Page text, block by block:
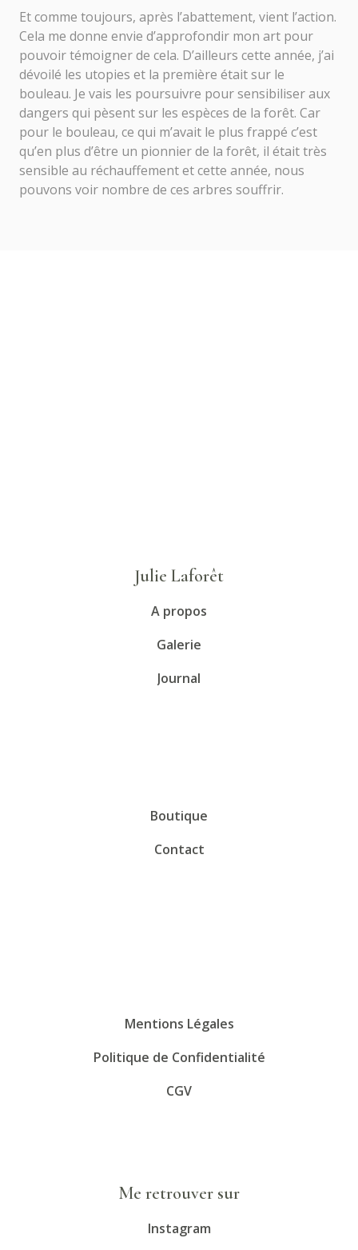
Et comme toujours, après l’abattement, vient l’action.
Cela me donne envie d’approfondir mon art pour
pouvoir témoigner de cela. D’ailleurs cette année, j’ai
dévoilé les utopies et la première était sur le
bouleau. Je vais les poursuivre pour sensibiliser aux
dangers qui pèsent sur les espèces de la forêt. Car
pour le bouleau, ce qui m’avait le plus frappé c’est
qu’en plus d’être un pionnier de la forêt, il était très
sensible au réchauffement et cette année, nous
pouvons voir nombre de ces arbres souffrir.
Julie Laforêt
A propos
Galerie
Journal
Boutique
Contact
Mentions Légales
Politique de Confidentialité
CGV
Me retrouver sur
Instagram